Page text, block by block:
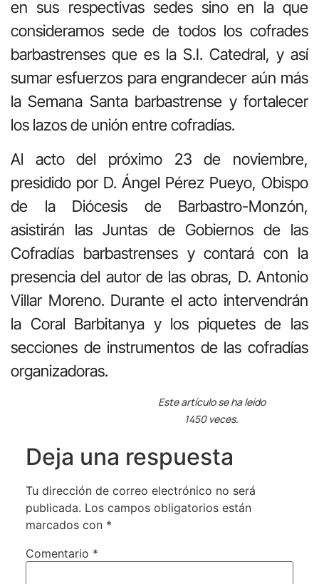
en sus respectivas sedes sino en la que
consideramos sede de todos los cofrades
barbastrenses que es la S.I. Catedral, y así
sumar esfuerzos para engrandecer aún más
la Semana Santa barbastrense y fortalecer
los lazos de unión entre cofradías.
Al acto del próximo 23 de noviembre,
presidido por D. Ángel Pérez Pueyo, Obispo
de la Diócesis de Barbastro-Monzón,
asistirán las Juntas de Gobiernos de las
Cofradías barbastrenses y contará con la
presencia del autor de las obras, D. Antonio
Villar Moreno. Durante el acto intervendrán
la Coral Barbitanya y los piquetes de las
secciones de instrumentos de las cofradías
organizadoras.
Este artículo se ha leído
1450 veces.
Deja una respuesta
Tu dirección de correo electrónico no será
publicada. Los campos obligatorios están
marcados con *
Comentario *